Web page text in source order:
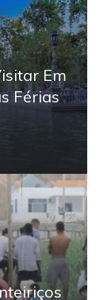
Em
Férias